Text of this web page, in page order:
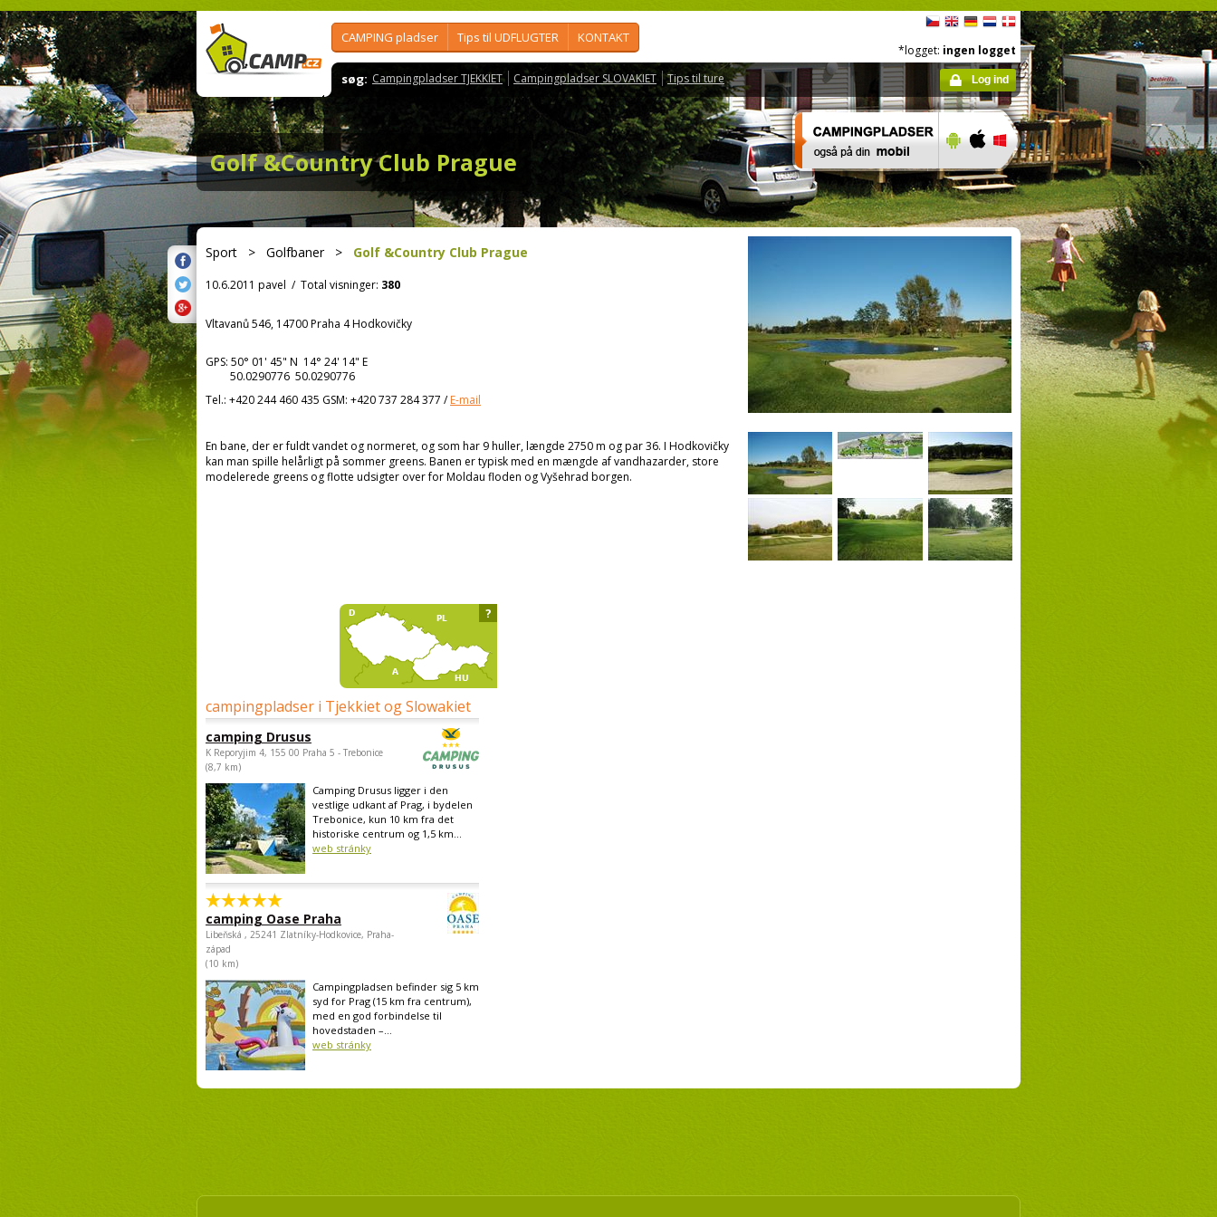
CAMPING pladser Tips til UDFLUGTER KONTAKT
søg: Campingpladser TJEKKIET Campingpladser SLOVAKIET Tips til ture
*logget: ingen logget
Log ind
Golf &Country Club Prague
Sport > Golfbaner> Golf &Country Club Prague
10.6.2011 pavel / Total visninger: 380
Vltavanů 546, 14700 Praha 4 Hodkovičky
GPS: 50° 01' 45" N 14° 24' 14" E
50.0290776 50.0290776
Tel.: +420 244 460 435 GSM: +420 737 284 377 /E-mail
En bane, der er fuldt vandet og normeret, og som har 9 huller, længde 2750 m og par 36. I Hodkovičky
kan man spille helårligt på sommer greens. Banen er typisk med en mængde af vandhazarder, store
modelerede greens og flotte udsigter over for Moldau floden og Vyšehrad borgen.
campingpladser i Tjekkiet og Slowakiet
camping Drusus
K Reporyjim 4, 155 00 Praha 5 - Trebonice
(8,7 km)
Camping Drusus ligger i den
vestlige udkant af Prag, i bydelen
Trebonice, kun 10 km fra det
historiske centrum og 1,5 km...
web stránky
camping Oase Praha
Libeňská , 25241 Zlatníky-Hodkovice, Praha-
západ
(10 km)
Campingpladsen befinder sig 5 km
syd for Prag (15 km fra centrum),
med en god forbindelse til
hovedstaden –...
web stránky
?